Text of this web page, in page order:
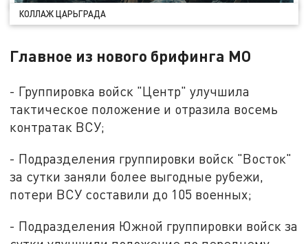
КОЛЛАЖ ЦАРЬГРАДА
Главное из нового брифинга МО
- Группировка войск "Центр" улучшила
тактическое положение и отразила восемь
контратак ВСУ;
- Подразделения группировки войск "Восток"
за сутки заняли более выгодные рубежи,
потери ВСУ составили до 105 военных;
- Подразделения Южной группировки войск за